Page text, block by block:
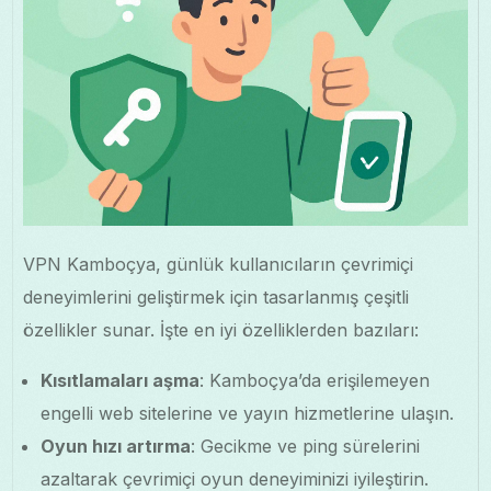
VPN Kamboçya, günlük kullanıcıların çevrimiçi
deneyimlerini geliştirmek için tasarlanmış çeşitli
özellikler sunar. İşte en iyi özelliklerden bazıları:
Kısıtlamaları aşma: Kamboçya’da erişilemeyen
engelli web sitelerine ve yayın hizmetlerine ulaşın.
Oyun hızı artırma: Gecikme ve ping sürelerini
azaltarak çevrimiçi oyun deneyiminizi iyileştirin.